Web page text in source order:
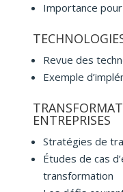
Importance
Revue des
Exemple
ENTREPRISES
Stratégies de
Études de cas
transformation